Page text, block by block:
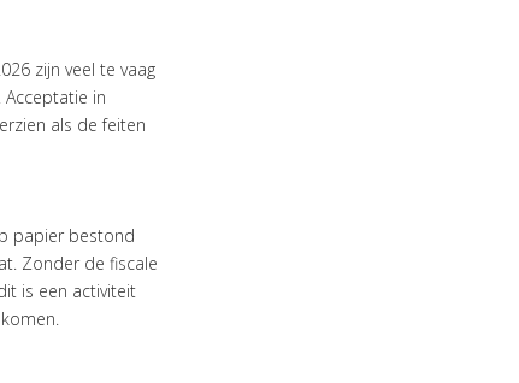
zijn veel te vaag
in
als de feiten
papier bestond
Zonder de fiscale
is een activiteit